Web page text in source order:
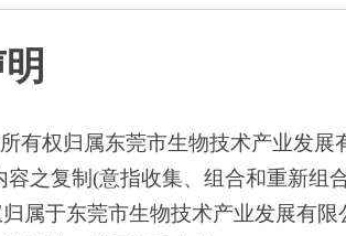
有权归属东莞市生物技术产业发展
之复制(意指收集、组合和重新组
属于东莞市生物技术产业发展有限